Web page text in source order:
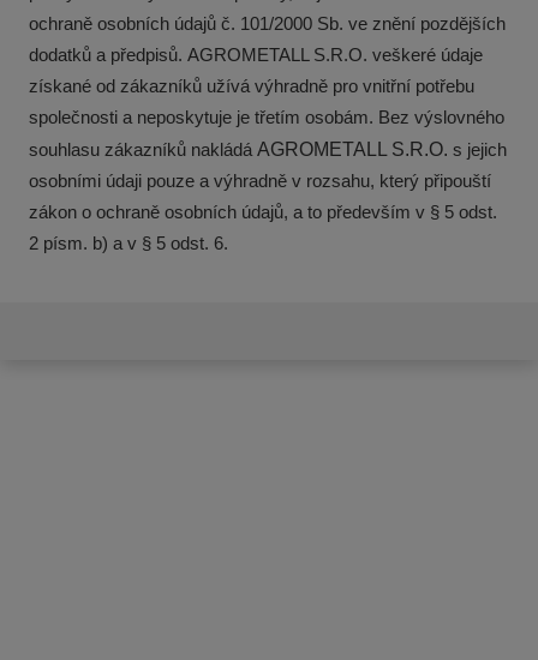
ochraně osobních údajů č. 101/2000 Sb. ve znění pozdějších
dodatků a předpisů. AGROMETALL S.R.O. veškeré údaje
získané od zákazníků užívá výhradně pro vnitřní potřebu
společnosti a neposkytuje je třetím osobám. Bez výslovného
souhlasu zákazníků nakládá AGROMETALL S.R.O. s jejich
osobními údaji pouze a výhradně v rozsahu, který připouští
zákon o ochraně osobních údajů, a to především v § 5 odst.
2 písm. b) a v § 5 odst. 6.